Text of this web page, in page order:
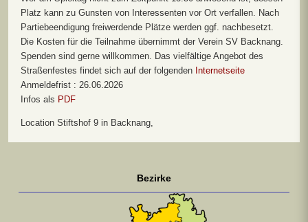
Platz kann zu Gunsten von Interessenten vor Ort verfallen. Nach
Partiebeendigung freiwerdende Plätze werden ggf. nachbesetzt.
Die Kosten für die Teilnahme übernimmt der Verein SV Backnang.
Spenden sind gerne willkommen. Das vielfältige Angebot des
Straßenfestes findet sich auf der folgenden Internetseite
Anmeldefrist : 26.06.2026
Infos als PDF
Location Stiftshof 9 in Backnang,
Bezirke